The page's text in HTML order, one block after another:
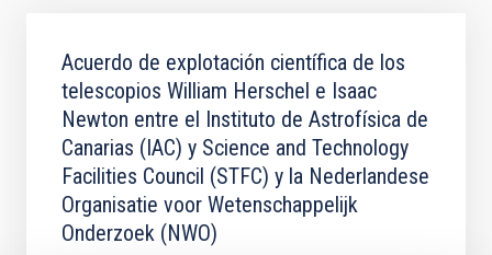
Acuerdo de explotación científica de los
telescopios William Herschel e Isaac
Newton entre el Instituto de Astrofísica de
Canarias (IAC) y Science and Technology
Facilities Council (STFC) y la Nederlandese
Organisatie voor Wetenschappelijk
Onderzoek (NWO)